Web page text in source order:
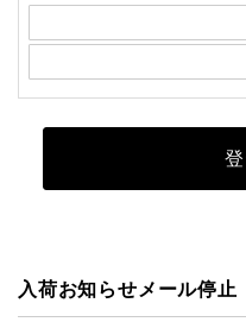
入荷お知らせメール停止